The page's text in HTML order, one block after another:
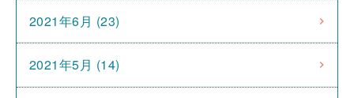
2021年6月 (23)
2021年5月 (14)